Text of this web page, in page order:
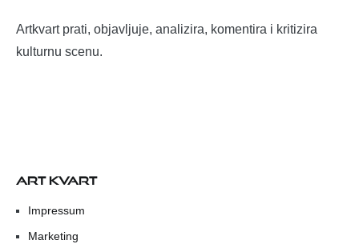
Artkvart prati, objavljuje, analizira, komentira i kritizira
kulturnu scenu.
ART KVART
Impressum
Marketing